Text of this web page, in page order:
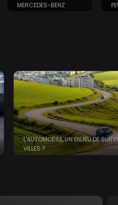
MERCEDES-BENZ
L'AUTOMOBILE, UN ENJEU DE
VILLES ?